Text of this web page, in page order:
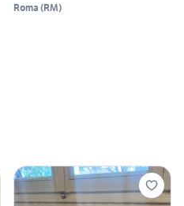
Roma (RM)